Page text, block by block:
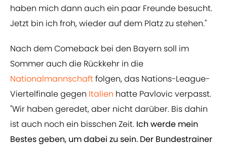
haben mich dann auch ein paar Freunde besucht.
Jetzt bin ich froh, wieder auf dem Platz zu stehen."
Nach dem Comeback bei den Bayern soll im
Sommer auch die Rückkehr in die
Nationalmannschaftfolgen, das Nations-League-
Viertelfinale gegen Italien hatte Pavlovic verpasst.
"Wir haben geredet, aber nicht darüber. Bis dahin
ist auch noch ein bisschen Zeit. Ich werde mein
Bestes geben, um dabei zu sein. Der Bundestrainer